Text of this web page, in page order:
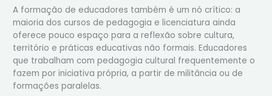
A formação de educadores também é um nó crítico: a
maioria dos cursos de pedagogia e licenciatura ainda
oferece pouco espaço para a reflexão sobre cultura,
território e práticas educativas não formais. Educadores
que trabalham com pedagogia cultural frequentemente o
fazem por iniciativa própria, a partir de militância ou de
formações paralelas.